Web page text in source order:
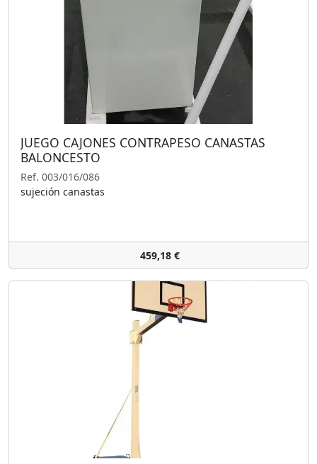
JUEGO CAJONES CONTRAPESO CANASTAS
BALONCESTO
Ref. 003/016/086
sujeción canastas
459,18 €